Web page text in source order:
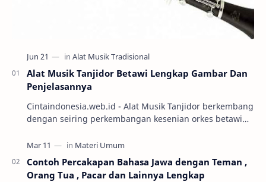
Alat Musik Tanjidor Betawi Lengkap Gambar Dan
Penjelasannya
Cintaindonesia.web.id - Alat Musik Tanjidor berkembang
dengan seiring perkembangan kesenian orkes betawi
Contoh Percakapan Bahasa Jawa dengan Teman ,
Orang Tua , Pacar dan Lainnya Lengkap